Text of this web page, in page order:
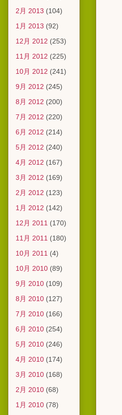
2月 2013 (104)
1月 2013 (92)
12月 2012 (253)
11月 2012 (225)
10月 2012 (241)
9月 2012 (245)
8月 2012 (200)
7月 2012 (220)
6月 2012 (214)
5月 2012 (240)
4月 2012 (167)
3月 2012 (169)
2月 2012 (123)
1月 2012 (142)
12月 2011 (170)
11月 2011 (180)
10月 2011 (4)
10月 2010 (89)
9月 2010 (109)
8月 2010 (127)
7月 2010 (166)
6月 2010 (254)
5月 2010 (246)
4月 2010 (174)
3月 2010 (168)
2月 2010 (68)
1月 2010 (78)